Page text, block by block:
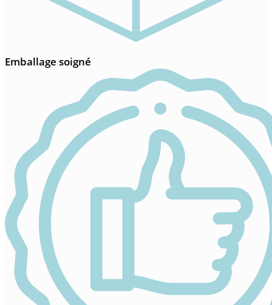
Emballage soigné